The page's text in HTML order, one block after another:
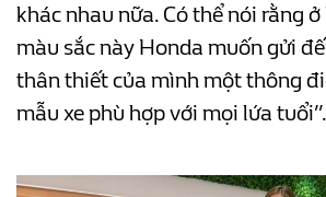
khác nhau nữa. Có thể nói rằng
màu sắc này Honda muốn gửi
thân thiết của mình một thông
mẫu xe phù hợp với mọi lứa tuổi”.